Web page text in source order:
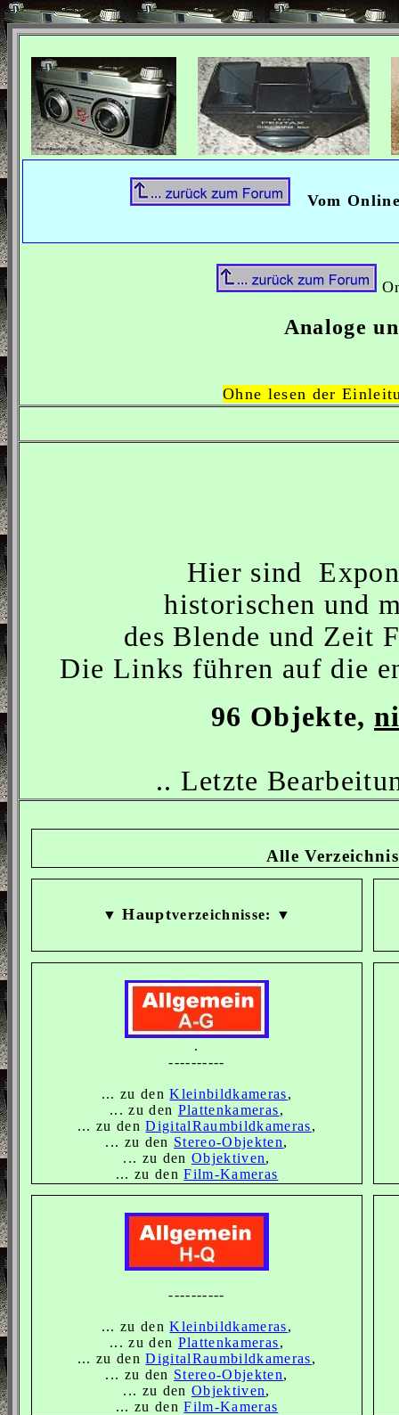
Vom
Analoge
Ohne lesen der
Hier sind
historischen und
des Blende und Zeit
Die Links führen auf die
96 Objekte,
.. Letzte
Alle
▼Hauptverzeichnisse: ▼
.
----------
... zu denKleinbildkameras,
... zu den Plattenkameras,
... zu denDigitalRaumbildkameras,
... zu den Stereo-Objekten,
... zu den Objektiven,
... zu denFilm-Kameras
----------
... zu denKleinbildkameras,
... zu den Plattenkameras,
... zu denDigitalRaumbildkameras,
... zu den Stereo-Objekten,
... zu den Objektiven,
... zu denFilm-Kameras